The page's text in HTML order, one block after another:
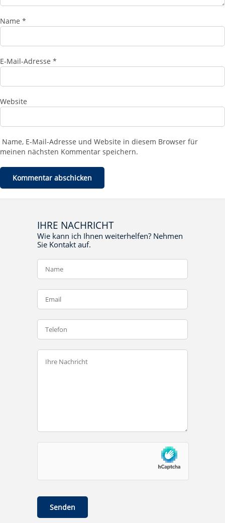
Name *
E-Mail-Adresse *
Website
Name, E-Mail-Adresse und Website in diesem Browser für
meinen nächsten Kommentar speichern.
IHRE NACHRICHT
Wie kann ich Ihnen weiterhelfen? Nehmen
Sie Kontakt auf.